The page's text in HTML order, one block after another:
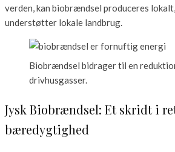
verden, kan biobrændsel produceres
understøtter lokale landbrug.
Biobrændsel bidrager til en
drivhusgasser.
Jysk Biobrændsel: Et skridt i
bæredygtighed